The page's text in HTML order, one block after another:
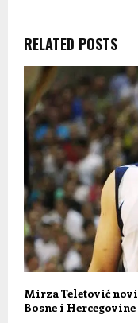
RELATED POSTS
Mirza Teletović
Bosne i Hercegovine